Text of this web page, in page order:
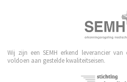
Wij zijn een SEMH erkend leverancier
voldoen aan gestelde kwaliteitseisen.